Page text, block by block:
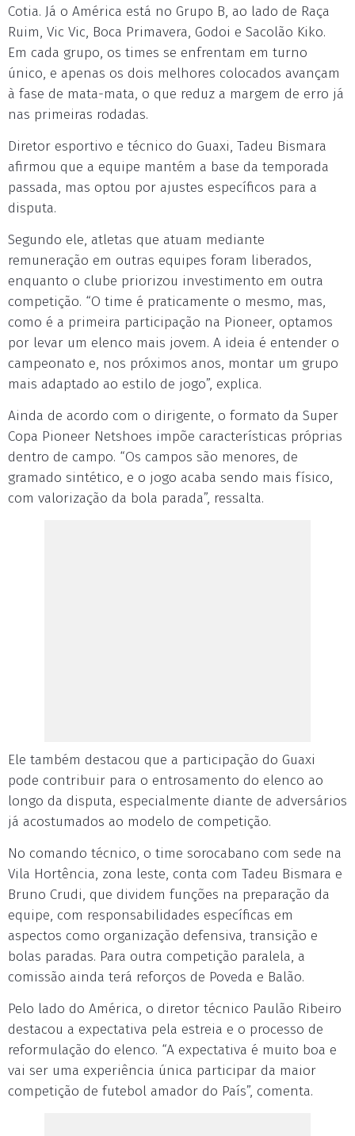
Cotia. Já o América está no Grupo B, ao lado de Raça
Ruim, Vic Vic, Boca Primavera, Godoi e Sacolão Kiko.
Em cada grupo, os times se enfrentam em turno
único, e apenas os dois melhores colocados avançam
à fase de mata-mata, o que reduz a margem de erro já
nas primeiras rodadas.
Diretor esportivo e técnico do Guaxi, Tadeu Bismara
afirmou que a equipe mantém a base da temporada
passada, mas optou por ajustes específicos para a
disputa.
Segundo ele, atletas que atuam mediante
remuneração em outras equipes foram liberados,
enquanto o clube priorizou investimento em outra
competição. “O time é praticamente o mesmo, mas,
como é a primeira participação na Pioneer, optamos
por levar um elenco mais jovem. A ideia é entender o
campeonato e, nos próximos anos, montar um grupo
mais adaptado ao estilo de jogo”, explica.
Ainda de acordo com o dirigente, o formato da Super
Copa Pioneer Netshoes impõe características próprias
dentro de campo. “Os campos são menores, de
gramado sintético, e o jogo acaba sendo mais físico,
com valorização da bola parada”, ressalta.
Ele também destacou que a participação do Guaxi
pode contribuir para o entrosamento do elenco ao
longo da disputa, especialmente diante de adversários
já acostumados ao modelo de competição.
No comando técnico, o time sorocabano com sede na
Vila Hortência, zona leste, conta com Tadeu Bismara e
Bruno Crudi, que dividem funções na preparação da
equipe, com responsabilidades específicas em
aspectos como organização defensiva, transição e
bolas paradas. Para outra competição paralela, a
comissão ainda terá reforços de Poveda e Balão.
Pelo lado do América, o diretor técnico Paulão Ribeiro
destacou a expectativa pela estreia e o processo de
reformulação do elenco. “A expectativa é muito boa e
vai ser uma experiência única participar da maior
competição de futebol amador do País”, comenta.